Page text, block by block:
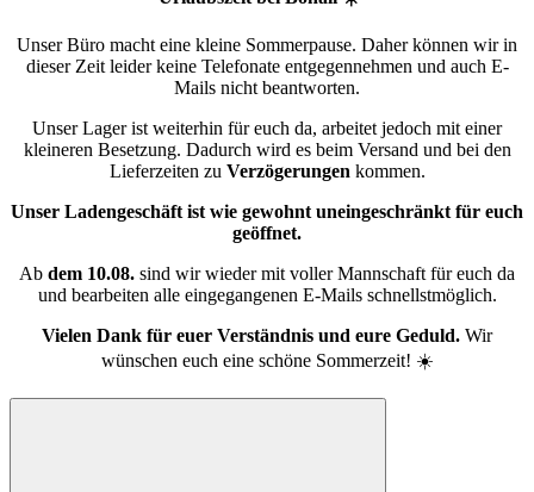
Unser Büro macht eine kleine Sommerpause. Daher können wir in
dieser Zeit leider keine Telefonate entgegennehmen und auch E-
Mails nicht beantworten.
Unser Lager ist weiterhin für euch da, arbeitet jedoch mit einer
kleineren Besetzung. Dadurch wird es beim Versand und bei den
Lieferzeiten zu Verzögerungen kommen.
Unser Ladengeschäft ist wie gewohnt uneingeschränkt für euch
geöffnet.
Ab dem 10.08. sind wir wieder mit voller Mannschaft für euch da
und bearbeiten alle eingegangenen E-Mails schnellstmöglich.
Vielen Dank für euer Verständnis und eure Geduld. Wir
wünschen euch eine schöne Sommerzeit! ☀️